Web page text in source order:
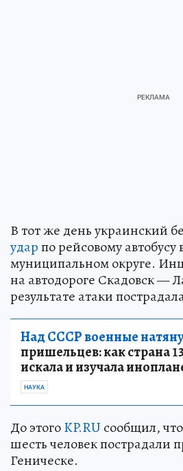
В тот же день украинский
ударпо рейсовому автобусу
муниципальном округе.
на автодороге Скадовск —
результате атаки
Над СССР военные
пришельцев: как страна
искала и изучала
НАУКА
До этогоKP.RU сообщил,
шесть человек пострадали
Геническе.